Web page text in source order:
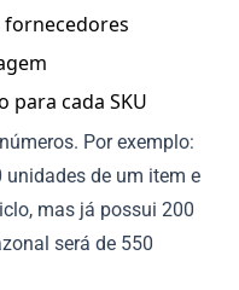
fornecedores
para cada SKU
Por exemplo:
de um item e
mas já possui 200
será de 550